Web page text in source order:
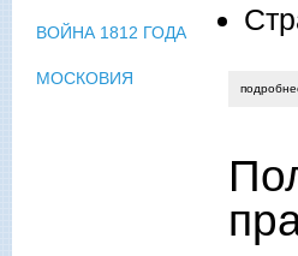
ВОЙНА 1812 ГОДА
МОСКОВИЯ